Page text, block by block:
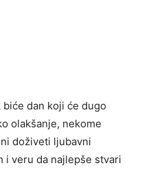
dan koji će dugo
olakšanje, nekome
doživeti ljubavni
i veru da najlepše stvari